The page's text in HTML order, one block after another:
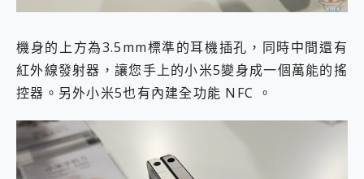
機身的上方為3.5mm標準的耳機插孔，同時中間還有
紅外線發射器，讓您手上的小米5變身成一個萬能的搖
控器。另外小米5也有內建全功能 NFC 。